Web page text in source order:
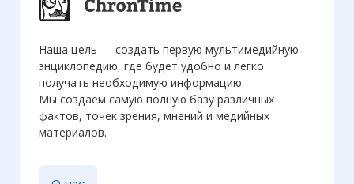
Наша цель — создать первую мультимедийную
энциклопедию, где будет удобно и легко
получать необходимую информацию.
Мы создаем самую полную базу различных
фактов, точек зрения, мнений и медийных
материалов.